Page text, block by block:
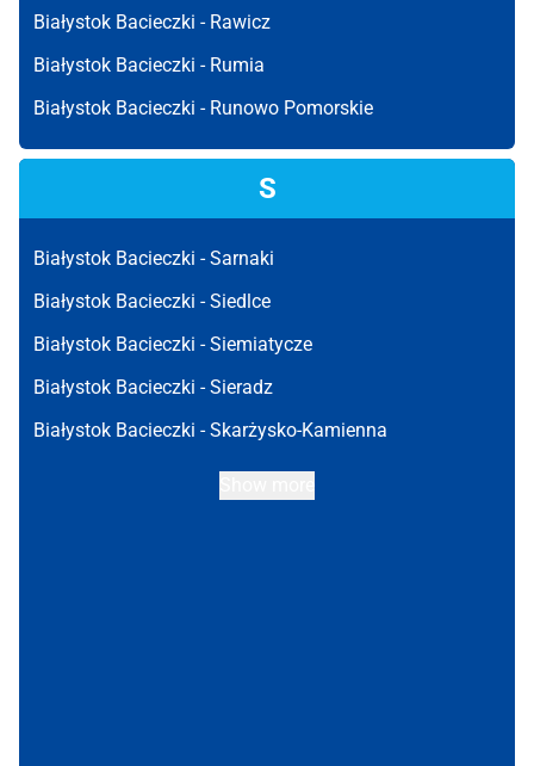
Białystok Bacieczki - Rawicz
Białystok Bacieczki - Rumia
Białystok Bacieczki - Runowo Pomorskie
S
Białystok Bacieczki -Sarnaki
Białystok Bacieczki -Siedlce
Białystok Bacieczki -Siemiatycze
Białystok Bacieczki -Sieradz
Białystok Bacieczki -Skarżysko-Kamienna